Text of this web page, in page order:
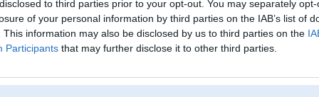
to third parties prior to your opt-out. You may separately
of your personal information by third parties on the IAB’s list of
This information may also be disclosed by us to third parties on the
Participants that may further disclose it to other third parties.
Ziņojumi forumā:
14
[Pēdējie ziņojumi forumā]